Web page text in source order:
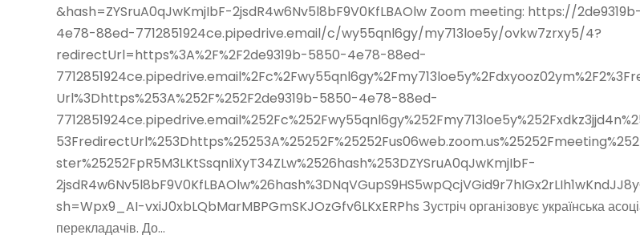
&hash=ZYSruA0qJwKmjIbF-2jsdR4w6Nv5l8bF9V0KfLBAOlw Zoom meeting: https://
4e78-88ed-7712851924ce.pipedrive.email/c/wy55qnl6gy/my713loe5y/ovkw7zrxy5/4?
redirectUrl=https%3A%2F%2F2de9319b-5850-4e78-88ed-
Url%3Dhttps%253A%252F%252F2de9319b-5850-4e78-88ed-
ster%25252FpR5M3LKtSsqnIiXyT34ZLw%2526hash%253DZYSruA0qJwKmjIbF-
sh=Wpx9_AI-vxiJ0xbLQbMarMBPGmSKJOzGfv6LKxERPhs Зустріч організовує українська
перекладачів. До...